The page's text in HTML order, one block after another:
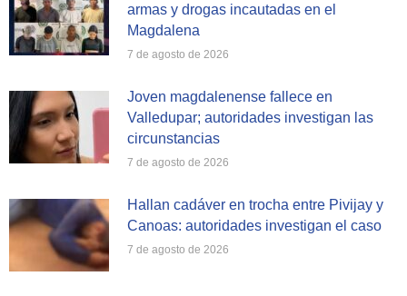
armas y drogas incautadas en el
Magdalena
7 de agosto de 2026
Joven magdalenense fallece en
Valledupar; autoridades investigan las
circunstancias
7 de agosto de 2026
Hallan cadáver en trocha entre Pivijay y
Canoas: autoridades investigan el caso
7 de agosto de 2026